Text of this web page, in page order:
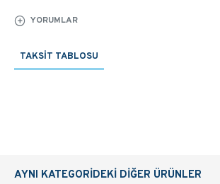
1 Saat
(STD)
M6
YORUMLAR
TAKSIT TABLOSU
AYNI KATEGORIDEKI DIĞER ÜRÜNLER